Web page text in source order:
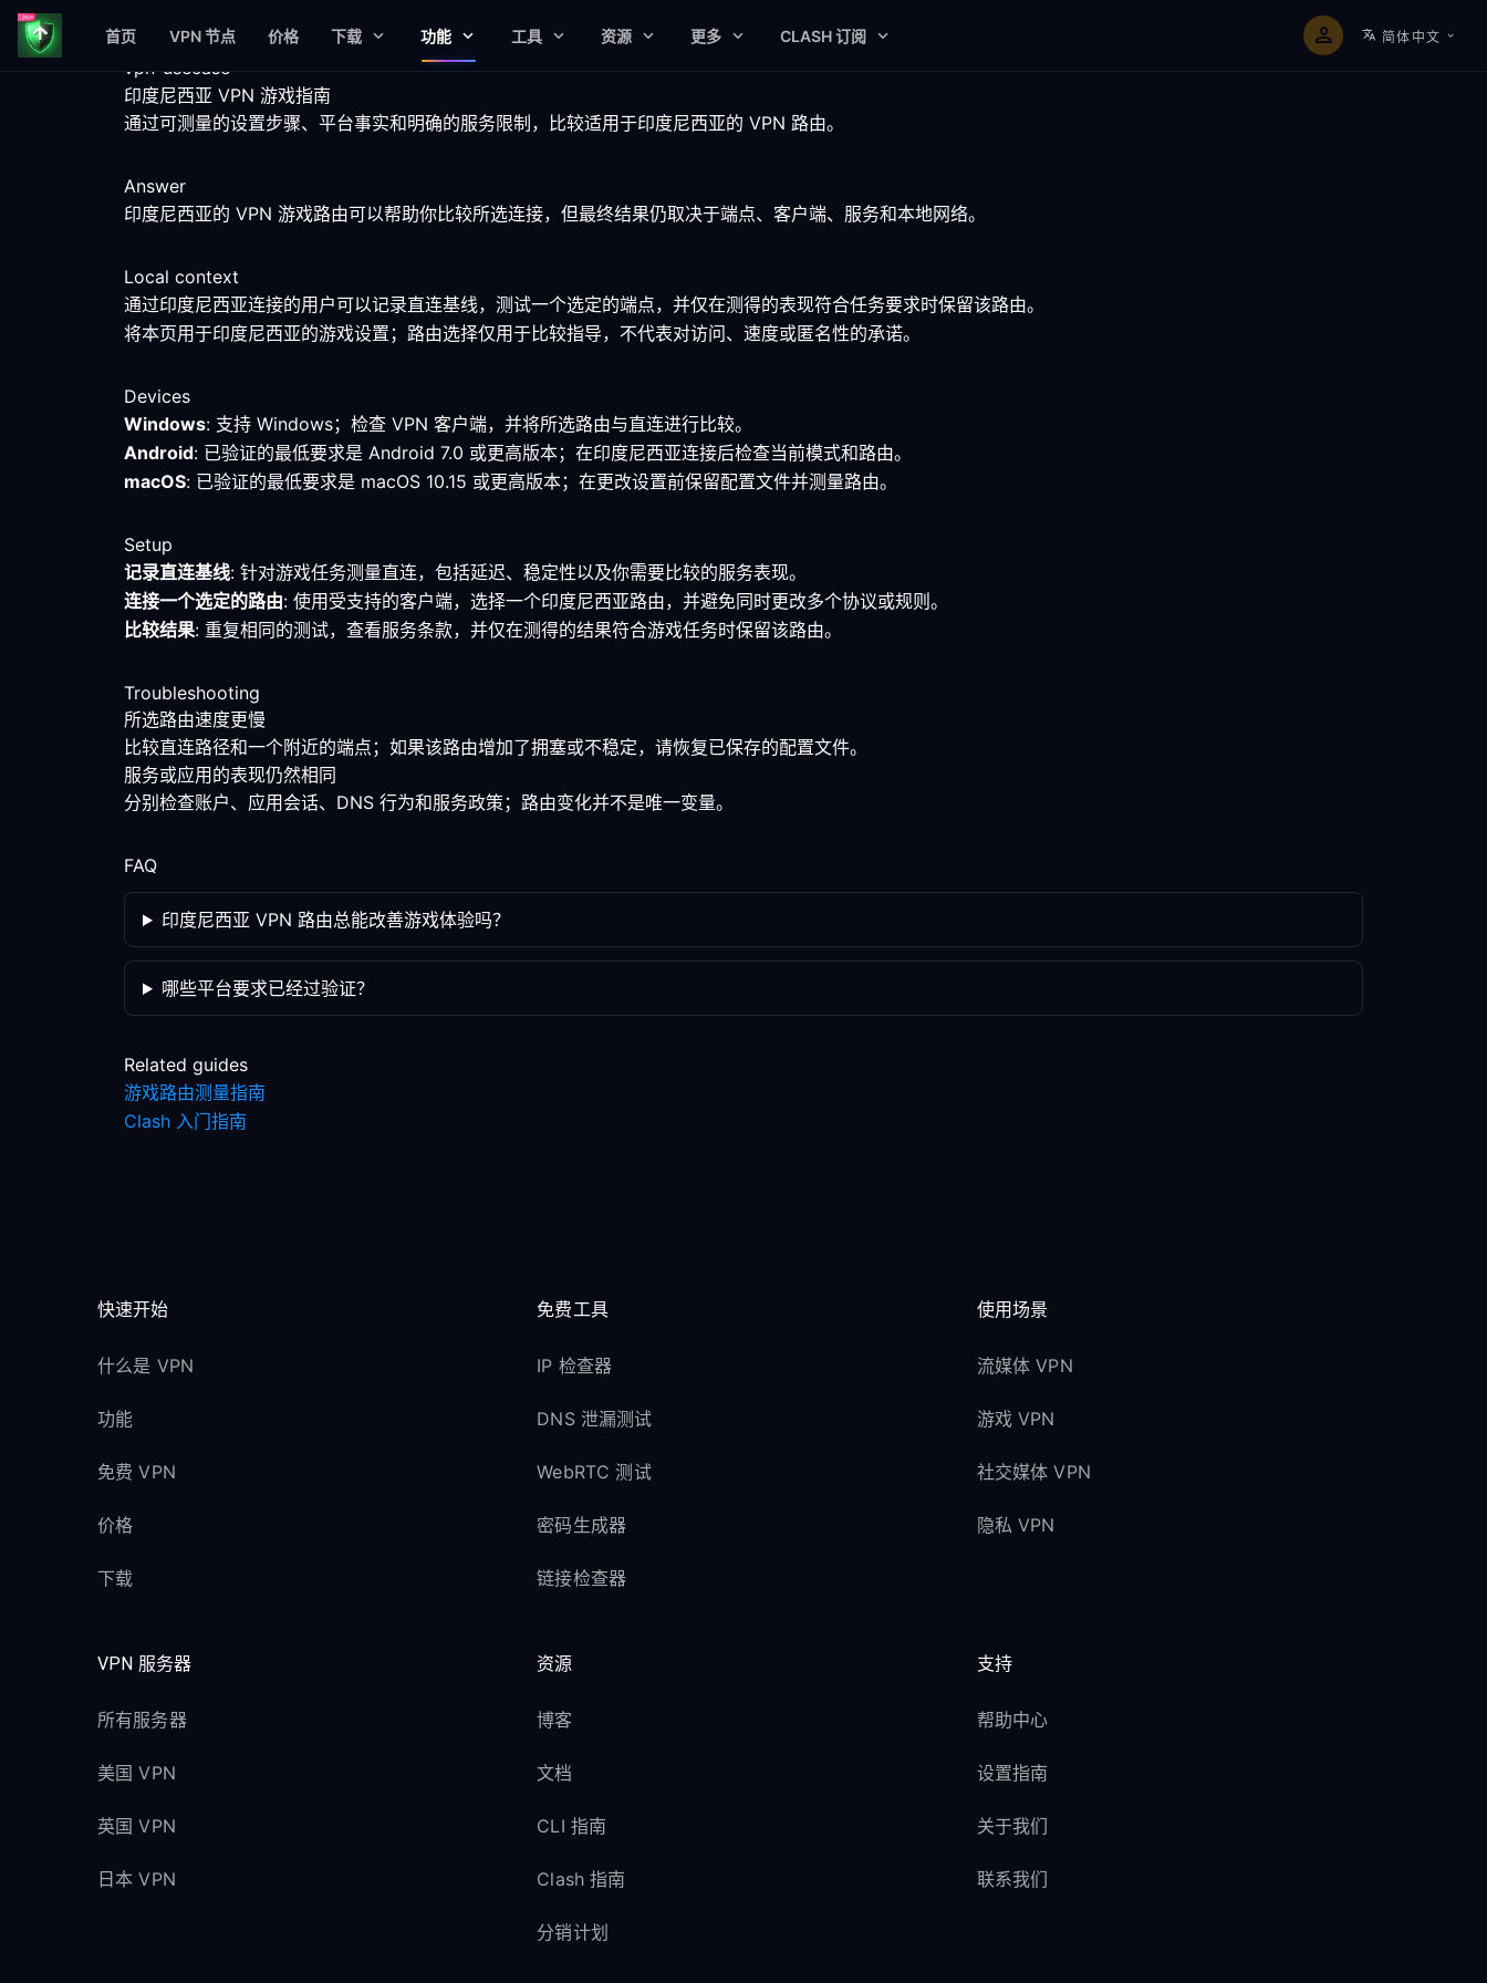
首页 VPN 节点 价格 下载 功能 工具 资源 更多 CLASH 订阅 简体中文
vpn-usecase
印度尼西亚 VPN 游戏指南
通过可测量的设置步骤、平台事实和明确的服务限制，比较适用于印度尼西亚的 VPN 路由。
Answer
印度尼西亚的 VPN 游戏路由可以帮助你比较所选连接，但最终结果仍取决于端点、客户端、服务和本地网络。
Local context
通过印度尼西亚连接的用户可以记录直连基线，测试一个选定的端点，并仅在测得的表现符合任务要求时保留该路由。
将本页用于印度尼西亚的游戏设置；路由选择仅用于比较指导，不代表对访问、速度或匿名性的承诺。
Devices
Windows: 支持 Windows；检查 VPN 客户端，并将所选路由与直连进行比较。
Android: 已验证的最低要求是 Android 7.0 或更高版本；在印度尼西亚连接后检查当前模式和路由。
macOS: 已验证的最低要求是 macOS 10.15 或更高版本；在更改设置前保留配置文件并测量路由。
Setup
记录直连基线: 针对游戏任务测量直连，包括延迟、稳定性以及你需要比较的服务表现。
连接一个选定的路由: 使用受支持的客户端，选择一个印度尼西亚路由，并避免同时更改多个协议或规则。
比较结果: 重复相同的测试，查看服务条款，并仅在测得的结果符合游戏任务时保留该路由。
Troubleshooting
所选路由速度更慢
比较直连路径和一个附近的端点；如果该路由增加了拥塞或不稳定，请恢复已保存的配置文件。
服务或应用的表现仍然相同
分别检查账户、应用会话、DNS 行为和服务政策；路由变化并不是唯一变量。
FAQ
印度尼西亚 VPN 路由总能改善游戏体验吗？
哪些平台要求已经过验证？
Related guides
游戏路由测量指南
Clash 入门指南
快速开始
什么是 VPN
功能
免费 VPN
价格
下载
免费工具
IP 检查器
DNS 泄漏测试
WebRTC 测试
密码生成器
链接检查器
使用场景
流媒体 VPN
游戏 VPN
社交媒体 VPN
隐私 VPN
VPN 服务器
所有服务器
美国 VPN
英国 VPN
日本 VPN
资源
博客
文档
CLI 指南
Clash 指南
分销计划
支持
帮助中心
设置指南
关于我们
联系我们